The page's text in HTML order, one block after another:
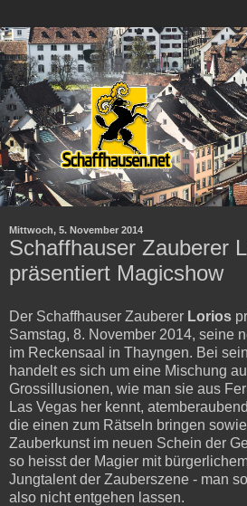
Mittwoch, 5. November 2014
Schaffhauser Zauberer
präsentiert Magicshow
Der Schaffhauser Zauberer Lorios
Samstag, 8. November 2014, seine
im Reckensaal in Thayngen. Bei
handelt es sich um eine Mischung
Grossillusionen, wie man sie aus
Las Vegas her kennt,
die einen zum Rätseln bringen
Zauberkunst im neuen Schein der
so heisst der Magier mit
Jungtalent der Zauberszene - man
also nicht entgehen lassen.